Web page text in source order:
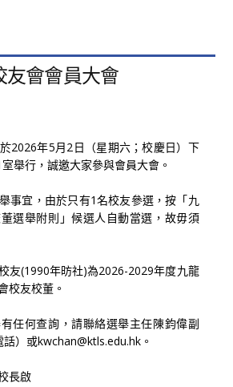
友會會員大會
2026年5月2日（星期六；校慶日）下
舉行，誠邀大家參與會員大會。
事宜，由於只有1名校友參選，按「九
選舉附則」候選人自動當選，故毋須
友(1990年昉社)為2026-2029年度九龍
校友校董。
任何查詢，請聯絡選舉主任陳鈞偉副
）或kwchan@ktls.edu.hk。
長啟